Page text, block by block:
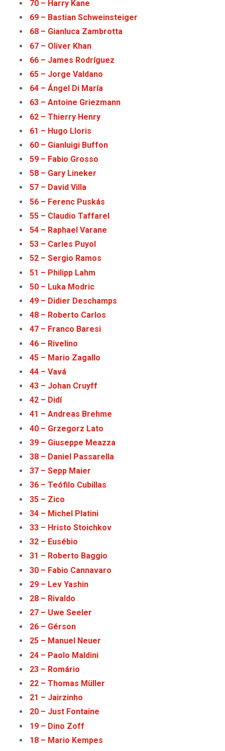
70 – Harry Kane
69 – Bastian Schweinsteiger
68 – Gianluca Zambrotta
67 – Oliver Khan
66 – James Rodríguez
65 – Jorge Valdano
64 – Ángel Di María
63 – Antoine Griezmann
62 – Thierry Henry
61 – Hugo Lloris
60 – Gianluigi Buffon
59 – Fabio Grosso
58 – Gary Lineker
57 – David Villa
56 – Ferenc Puskás
55 – Claudio Taffarel
54 – Raphael Varane
53 – Carles Puyol
52 – Sergio Ramos
51 – Philipp Lahm
50 – Luka Modric
49 – Didier Deschamps
48 – Roberto Carlos
47 – Franco Baresi
46 – Rivelino
45 – Mario Zagallo
44 – Vavá
43 – Johan Cruyff
42 – Didí
41 – Andreas Brehme
40 – Grzegorz Lato
39 – Giuseppe Meazza
38 – Daniel Passarella
37 – Sepp Maier
36 – Teófilo Cubillas
35 – Zico
34 – Michel Platini
33 – Hristo Stoichkov
32 – Eusébio
31 – Roberto Baggio
30 – Fabio Cannavaro
29 – Lev Yashin
28 – Rivaldo
27 – Uwe Seeler
26 – Gérson
25 – Manuel Neuer
24 – Paolo Maldini
23 – Romário
22 – Thomas Müller
21 – Jairzinho
20 – Just Fontaine
19 – Dino Zoff
18 – Mario Kempes